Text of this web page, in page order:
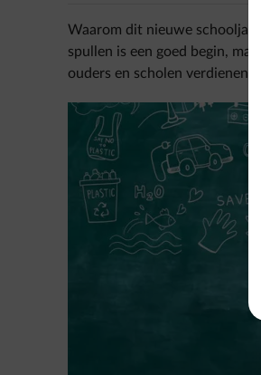
Waarom dit nieuwe
spullen is een goed begin,
ouders en scholen verdienen